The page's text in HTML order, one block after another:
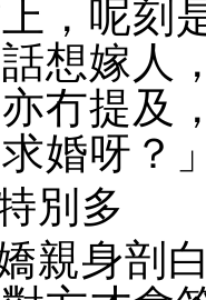
，呢刻
想嫁人
冇提及
婚呀？
別多
親身剖